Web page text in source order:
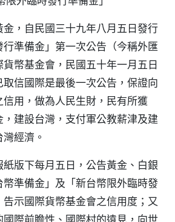
，自民國三十九年八月五日發行
行準備金」第一次公告（今稱外匯
幣基金會，民國五十年一月五日
信國際是最後一次公告，保證向
用，做為人民生財，民有所獲
建設台灣，支付軍公教薪津及建
經濟。
版下每月五日，公告黃金、白銀
準備金」及「新台幣限外臨時發
示國際貨幣基金會之信用度；又